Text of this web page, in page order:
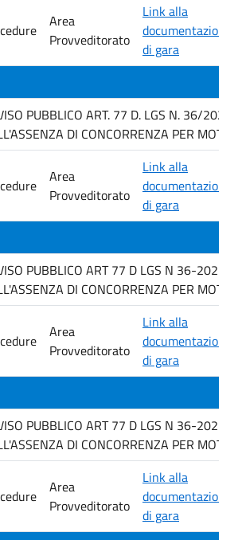
Area
Provveditorato
Link alla
documentazione
di gara
PUBBLICO ART. 77 D. LGS N. 36/2023,
DI CONCORRENZA PER MOTIVI
Area
Provveditorato
Link alla
documentazione
di gara
PUBBLICO ART 77 D LGS N 36-2023
DI CONCORRENZA PER
Area
Provveditorato
Link alla
documentazione
di gara
PUBBLICO ART 77 D LGS N 36-2023
DI CONCORRENZA PER
Area
Provveditorato
Link alla
documentazione
di gara